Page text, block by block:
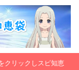
クリックしスピ知恵